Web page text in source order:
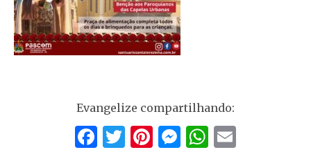
Evangelize compartilhando:
F T Pi M W